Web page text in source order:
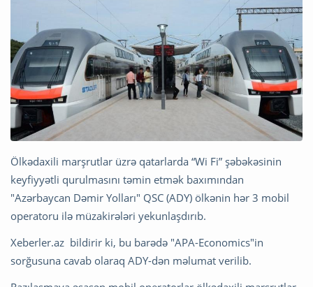
Ölkədaxili marşrutlar üzrə qatarlarda “Wi Fi” şəbəkəsinin
keyfiyyətli qurulmasını təmin etmək baxımından
"Azərbaycan Dəmir Yolları" QSC (ADY) ölkənin hər 3 mobil
operatoru ilə müzakirələri yekunlaşdırıb.
Xeberler.az bildirir ki, bu barədə "APA-Economics"in
sorğusuna cavab olaraq ADY-dən məlumat verilib.